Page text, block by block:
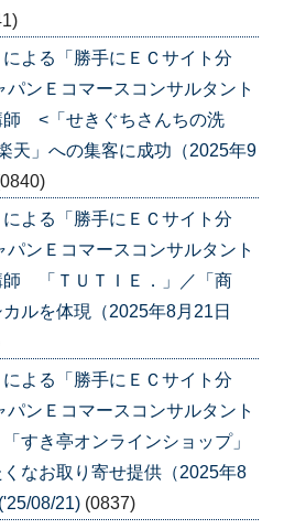
による「勝手にＥＣサイト分
ンＥコマースコンサルタント
<「せきぐちさんちの洗
天」への集客に成功（2025年9
による「勝手にＥＣサイト分
ンＥコマースコンサルタント
「ＴＵＴＩＥ．」／「商
ルを体現（2025年8月21日
による「勝手にＥＣサイト分
ンＥコマースコンサルタント
き亭オンラインショップ」
なお取り寄せ提供（2025年8
08/21) (0837)